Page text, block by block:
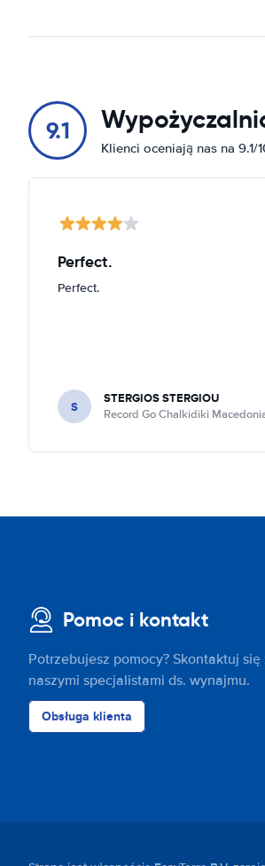
9.1
Klienci oceniają nas na 9.1/
Perfect.
Perfect.
S STERGIOS STERGIOU
Record Go Chalkidiki
Pomoc i kontakt
Potrzebujesz pomocy? Skontaktuj się
naszymi specjalistami ds. wynajmu.
Obsługa klienta